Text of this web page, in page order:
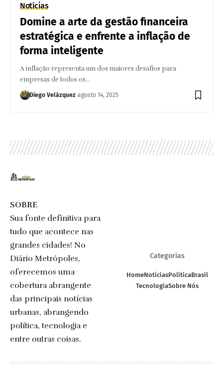
Notícias
Domine a arte da gestão financeira
estratégica e enfrente a inflação de
forma inteligente
A inflação representa um dos maiores desafios para
empresas de todos os…
Diego Velázquez agosto 14, 2025
SOBRE
Sua fonte definitiva para
tudo que acontece nas
grandes cidades! No
Diário Metrópoles,
oferecemos uma
cobertura abrangente
das principais notícias
urbanas, abrangendo
política, tecnologia e
entre outras coisas.
Categorias
HomeNotíciasPolíticaBrasil
TecnologiaSobre Nós